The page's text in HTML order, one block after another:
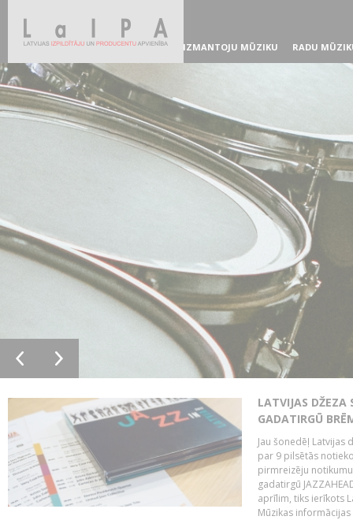
IZMANTOJU MŪZIKU RADU
LATVIJAS DŽEZA
GADATIRGŪ
Jau šonedēļ Latvijas
par 9 pilsētās
pirmreizēju
gadatirgū
aprīlim, tiks ierīkots
Mūzikas informācijas